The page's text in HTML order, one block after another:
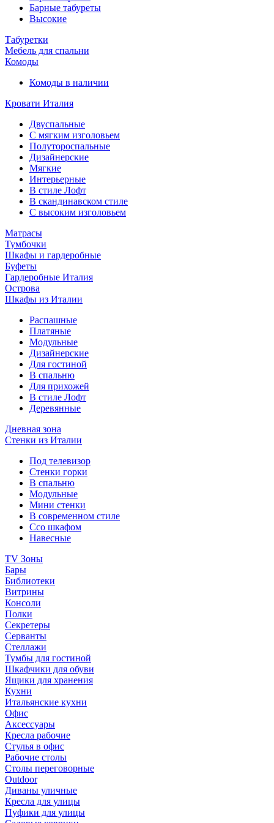
Барные табуреты
Высокие
Табуретки
Мебель для спальни
Комоды
Комоды в наличии
Кровати Италия
Двуспальные
С мягким изголовьем
Полутороспальные
Дизайнерские
Мягкие
Интерьерные
В стиле Лофт
В скандинавском стиле
С высоким изголовьем
Матрасы
Тумбочки
Шкафы и гардеробные
Буфеты
Гардеробные Италия
Острова
Шкафы из Италии
Распашные
Платяные
Модульные
Дизайнерские
Для гостиной
В спальню
Для прихожей
В стиле Лофт
Деревянные
Дневная зона
Стенки из Италии
Под телевизор
Стенки горки
В спальню
Модульные
Мини стенки
В современном стиле
Ссо шкафом
Навесные
TV Зоны
Бары
Библиотеки
Витрины
Консоли
Полки
Секретеры
Серванты
Стеллажи
Тумбы для гостиной
Шкафчики для обуви
Ящики для хранения
Кухни
Итальянские кухни
Офис
Аксессуары
Кресла рабочие
Стулья в офис
Рабочие столы
Столы переговорные
Outdoor
Диваны уличные
Кресла для улицы
Пуфики для улицы